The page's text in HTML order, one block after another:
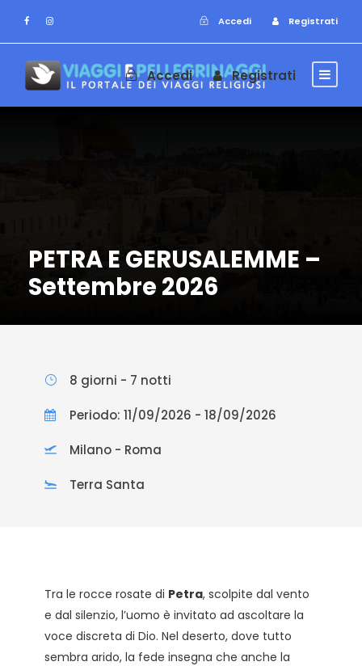
Accedi Registrati
Accedi Registrati
PETRA E GERUSALEMME –
Settembre 2026
8 giorni - 7 notti
Periodo: 11/09/2026 - 18/09/2026
Milano - Roma
Terra Santa
Tra le rocce rosate di Petra, scolpite dal vento
e dal silenzio, l’uomo è invitato ad ascoltare la
voce discreta di Dio. Nel deserto, dove tutto
sembra arido, la fede insegna che anche la